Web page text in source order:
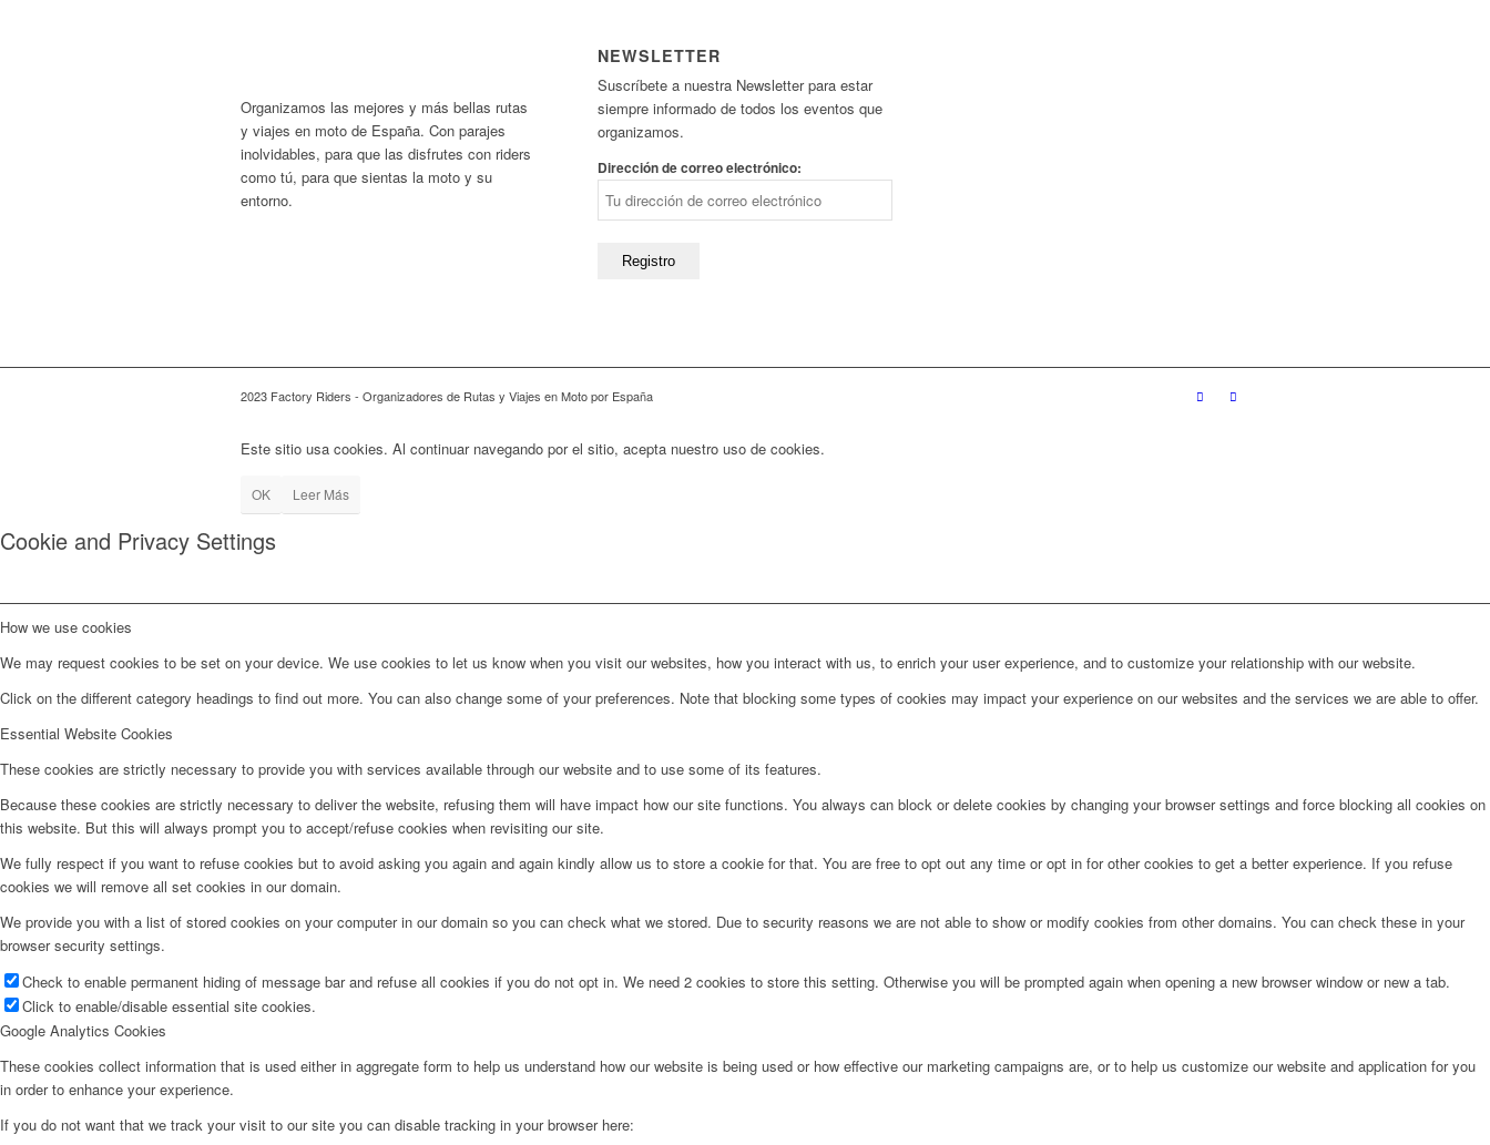
Organizamos las mejores y más bellas rutas
y viajes en moto de España. Con parajes
inolvidables, para que las disfrutes con riders
como tú, para que sientas la moto y su
entorno.
NEWSLETTER
Suscríbete a nuestra Newsletter para estar
siempre informado de todos los eventos que
organizamos.
Dirección de correo electrónico:
2023 Factory Riders - Organizadores de Rutas y Viajes en Moto por España
Este sitio usa cookies. Al continuar navegando por el sitio, acepta nuestro uso de cookies.
OK Leer Más
Cookie and Privacy Settings
How we use cookies
We may request cookies to be set on your device. We use cookies to let us know when you visit our websites, how you interact with us, to enrich your user experience, and to customize your relationship with our website.
Click on the different category headings to find out more. You can also change some of your preferences. Note that blocking some types of cookies may impact your experience on our websites and the services we are able to offer.
Essential Website Cookies
These cookies are strictly necessary to provide you with services available through our website and to use some of its features.
Because these cookies are strictly necessary to deliver the website, refusing them will have impact how our site functions. You always can block or delete cookies by changing your browser settings and force blocking all cookies on
this website. But this will always prompt you to accept/refuse cookies when revisiting our site.
We fully respect if you want to refuse cookies but to avoid asking you again and again kindly allow us to store a cookie for that. You are free to opt out any time or opt in for other cookies to get a better experience. If you refuse
cookies we will remove all set cookies in our domain.
We provide you with a list of stored cookies on your computer in our domain so you can check what we stored. Due to security reasons we are not able to show or modify cookies from other domains. You can check these in your
browser security settings.
Check to enable permanent hiding of message bar and refuse all cookies if you do not opt in. We need 2 cookies to store this setting. Otherwise you will be prompted again when opening a new browser window or new a tab.
Click to enable/disable essential site cookies.
Google Analytics Cookies
These cookies collect information that is used either in aggregate form to help us understand how our website is being used or how effective our marketing campaigns are, or to help us customize our website and application for you
in order to enhance your experience.
If you do not want that we track your visit to our site you can disable tracking in your browser here: